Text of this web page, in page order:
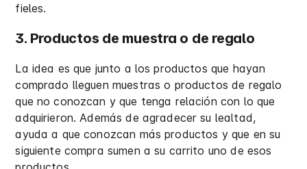
fieles.
3. Productos de muestra o de regalo
La idea es que junto a los productos que hayan
comprado lleguen muestras o productos de regalo
que no conozcan y que tenga relación con lo que
adquirieron. Además de agradecer su lealtad,
ayuda a que conozcan más productos y que en su
siguiente compra sumen a su carrito uno de esos